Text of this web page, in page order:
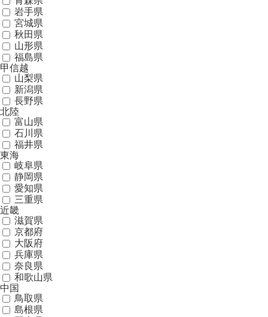
岩手県
宮城県
秋田県
山形県
福島県
甲信越
山梨県
新潟県
長野県
北陸
富山県
石川県
福井県
東海
岐阜県
静岡県
愛知県
三重県
近畿
滋賀県
京都府
大阪府
兵庫県
奈良県
和歌山県
中国
鳥取県
島根県